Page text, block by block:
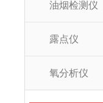
油烟检测仪
露点仪
氧分析仪